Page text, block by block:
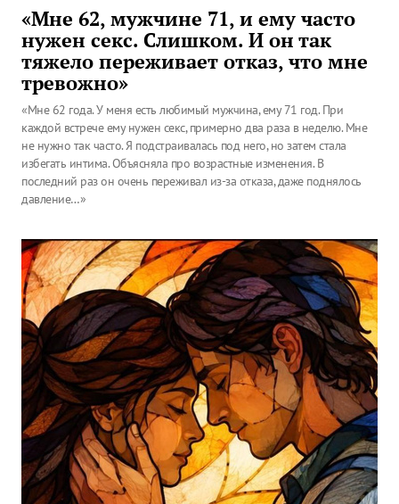
«Мне 62, мужчине 71, и ему часто
нужен секс. Слишком. И он так
тяжело переживает отказ, что мне
тревожно»
«Мне 62 года. У меня есть любимый мужчина, ему 71 год. При
каждой встрече ему нужен секс, примерно два раза в неделю. Мне
не нужно так часто. Я подстраивалась под него, но затем стала
избегать интима. Объясняла про возрастные изменения. В
последний раз он очень переживал из-за отказа, даже поднялось
давление…»